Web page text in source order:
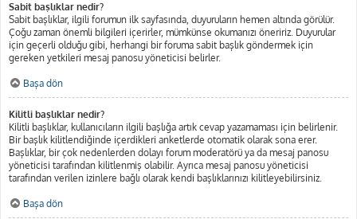
Sabit başlıklar nedir?
Sabit başlıklar, ilgili forumun ilk sayfasında, duyuruların hemen altında görülür.
Çoğu zaman önemli bilgileri içerirler, mümkünse okumanızı öneririz. Duyurular
için geçerli olduğu gibi, herhangi bir foruma sabit başlık göndermek için
gereken yetkileri mesaj panosu yöneticisi belirler.
Başa dön
Kilitli başlıklar nedir?
Kilitli başlıklar, kullanıcıların ilgili başlığa artık cevap yazamaması için belirlenir.
Bir başlık kilitlendiğinde içerdikleri anketlerde otomatik olarak sona erer.
Başlıklar, bir çok nedenlerden dolayı forum moderatörü ya da mesaj panosu
yöneticisi tarafından kilitlenmiş olabilir. Ayrıca mesaj panosu yöneticisi
tarafından verilen izinlere bağlı olarak kendi başlıklarınızı kilitleyebilirsiniz.
Başa dön